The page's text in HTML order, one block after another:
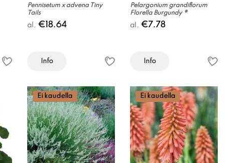
Pennisetum x advena Tiny
Tails
al. €18.64
Info
Pelargonium grandiflorum
Florella Burgundy ®
al. €7.78
Info
Ei kaudella Ei kaudella